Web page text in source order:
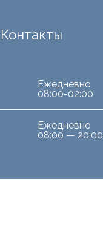
Контакты
Ежедневно
08:00-02:00
Ежедневно
08:00 — 20:00